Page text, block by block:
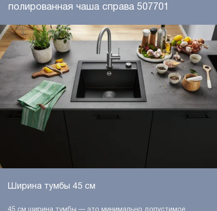
полированная чаша справа 507701
Ширина тумбы 45 см
45 см ширина тумбы — это минимально допустимое